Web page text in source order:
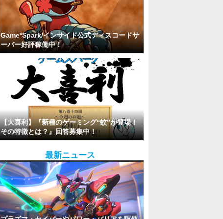
Game*Spark/インサイド公式ディスコードサ
ーバー好評稼働中！
【大喜利】『新種のゲーミング“蚊”が登場！
その特徴とは？』回答募集中！
最新ニュース